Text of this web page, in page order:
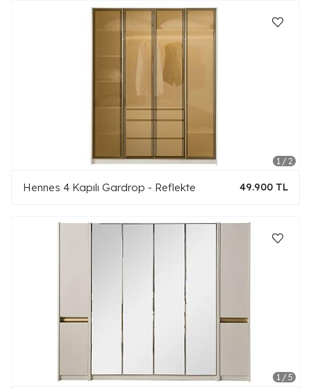
Hennes 4 Kapılı Gardrop - Reflekte 49.900 TL